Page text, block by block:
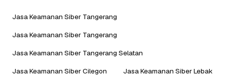
Jasa Keamanan Siber Tangerang
Jasa Keamanan Siber Tangerang
Jasa Keamanan Siber Tangerang Selatan
Jasa Keamanan Siber Cilegon
Jasa Keamanan Siber Lebak